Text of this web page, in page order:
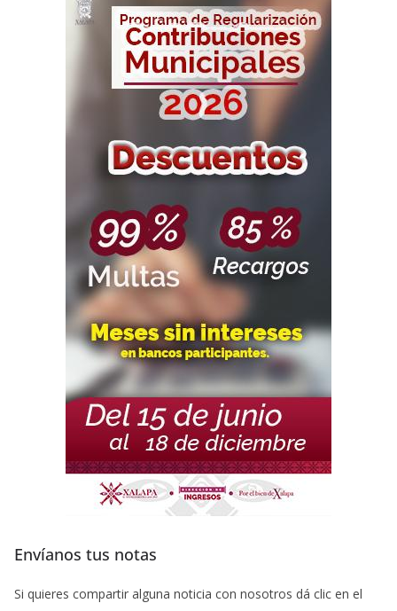
Envíanos tus notas
Si quieres compartir alguna noticia con nosotros dá clic en el